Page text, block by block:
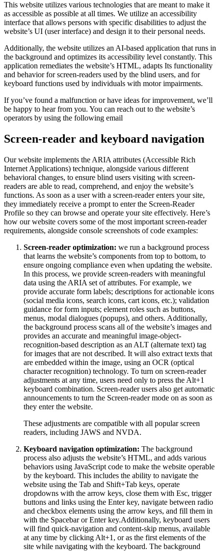
This website utilizes various technologies that are meant to make it
as accessible as possible at all times. We utilize an accessibility
interface that allows persons with specific disabilities to adjust the
website’s UI (user interface) and design it to their personal needs.
Additionally, the website utilizes an AI-based application that runs in
the background and optimizes its accessibility level constantly. This
application remediates the website’s HTML, adapts Its functionality
and behavior for screen-readers used by the blind users, and for
keyboard functions used by individuals with motor impairments.
If you’ve found a malfunction or have ideas for improvement, we’ll
be happy to hear from you. You can reach out to the website’s
operators by using the following email
Screen-reader and keyboard navigation
Our website implements the ARIA attributes (Accessible Rich
Internet Applications) technique, alongside various different
behavioral changes, to ensure blind users visiting with screen-
readers are able to read, comprehend, and enjoy the website’s
functions. As soon as a user with a screen-reader enters your site,
they immediately receive a prompt to enter the Screen-Reader
Profile so they can browse and operate your site effectively. Here’s
how our website covers some of the most important screen-reader
requirements, alongside console screenshots of code examples:
Screen-reader optimization: we run a background process
that learns the website’s components from top to bottom, to
ensure ongoing compliance even when updating the website.
In this process, we provide screen-readers with meaningful
data using the ARIA set of attributes. For example, we
provide accurate form labels; descriptions for actionable icons
(social media icons, search icons, cart icons, etc.); validation
guidance for form inputs; element roles such as buttons,
menus, modal dialogues (popups), and others. Additionally,
the background process scans all of the website’s images and
provides an accurate and meaningful image-object-
recognition-based description as an ALT (alternate text) tag
for images that are not described. It will also extract texts that
are embedded within the image, using an OCR (optical
character recognition) technology. To turn on screen-reader
adjustments at any time, users need only to press the Alt+1
keyboard combination. Screen-reader users also get automatic
announcements to turn the Screen-reader mode on as soon as
they enter the website.
These adjustments are compatible with all popular screen
readers, including JAWS and NVDA.
Keyboard navigation optimization: The background
process also adjusts the website’s HTML, and adds various
behaviors using JavaScript code to make the website operable
by the keyboard. This includes the ability to navigate the
website using the Tab and Shift+Tab keys, operate
dropdowns with the arrow keys, close them with Esc, trigger
buttons and links using the Enter key, navigate between radio
and checkbox elements using the arrow keys, and fill them in
with the Spacebar or Enter key.Additionally, keyboard users
will find quick-navigation and content-skip menus, available
at any time by clicking Alt+1, or as the first elements of the
site while navigating with the keyboard. The background